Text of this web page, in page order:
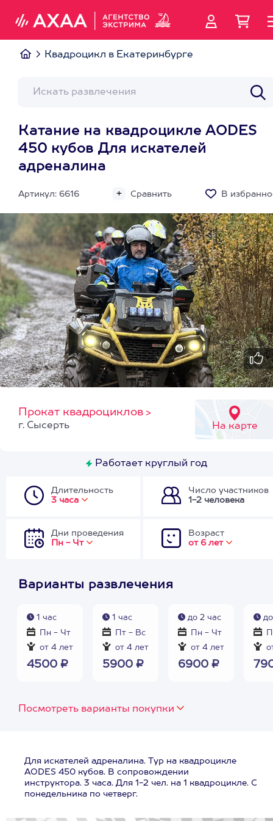
Квадроцикл в Екатеринбурге
Катание на квадроцикле AODES
450 кубов Для искателей
адреналина
Артикул: 6616 Сравнить В
Прокат квадроциклов >
На карте
г. Сысерть
Работает круглый год
Длительность
3 часа
Число участников
1-2 человека
Дни проведения
Пн - Чт
Возраст
от 6 лет
Варианты развлечения
1 час
Пн - Чт
от 4 лет
4500 ₽
1 час
Пт - Вс
от 4 лет
5900 ₽
до 2 час
Пн - Чт
от 4 лет
6900 ₽
Посмотреть варианты покупки
Для искателей адреналина. Тур на квадроцикле
AODES 450 кубов. В сопровождении
инструктора. 3 часа. Для 1-2 чел. на 1 квадроцикле. С
понедельника по четверг.